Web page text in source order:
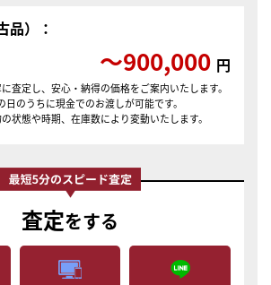
品）：
〜900,000 円
査定し、安心・納得の価格をご案内いたします。
日のうちに現金でのお渡しが可能です。
状態や時期、在庫数により変動いたします。
査定をする